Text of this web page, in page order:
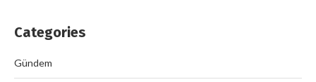
Categories
Gündem